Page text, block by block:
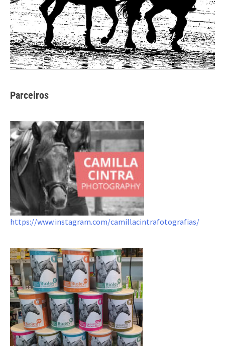
Parceiros
https://www.instagram.com/camillacintrafotografias/